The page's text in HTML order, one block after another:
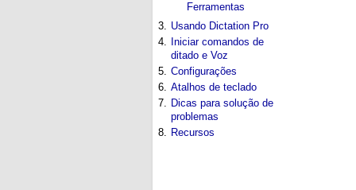
Ferramentas
3. Usando Dictation Pro
4.
Iniciar comandos de
ditado e Voz
5. Configurações
6. Atalhos de teclado
7. Dicas para solução de
problemas
8. Recursos